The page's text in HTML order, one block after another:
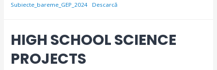
Subiecte_bareme_GEP_2024
Descarcă
HIGH SCHOOL SCIENCE
PROJECTS